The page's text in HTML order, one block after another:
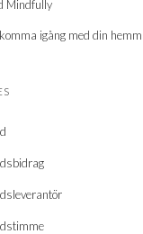
Mindfully
igång med din